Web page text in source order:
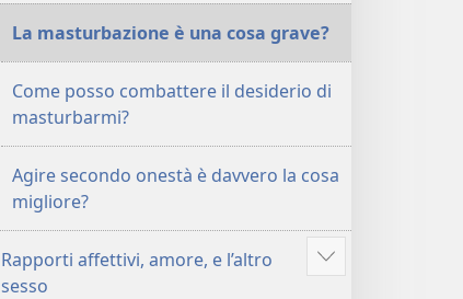
La masturbazione è una cosa grave?
Come posso combattere il desiderio di
masturbarmi?
Agire secondo onestà è davvero la cosa
migliore?
Rapporti affettivi, amore, e l’altro
sesso
Mostra